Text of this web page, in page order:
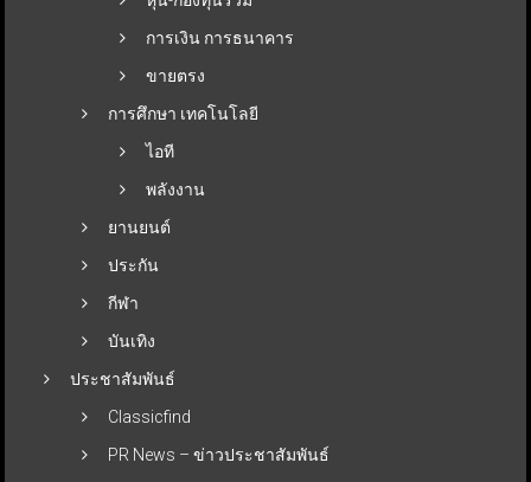
การเงิน การธนาคาร
ขายตรง
การศึกษา เทคโนโลยี
ไอที
พลังงาน
ยานยนต์
ประกัน
กีฬา
บันเทิง
ประชาสัมพันธ์
Classicfind
PR News – ข่าวประชาสัมพันธ์